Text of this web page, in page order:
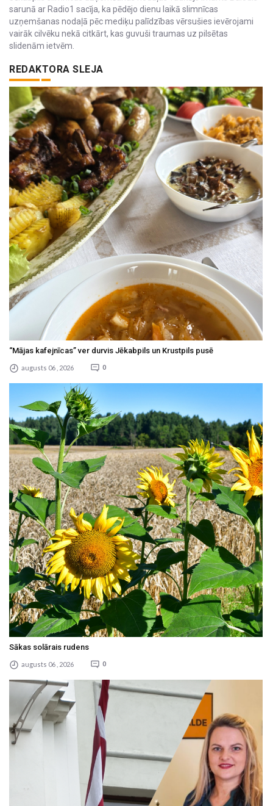
sarunā ar Radio1 sacīja, ka pēdējo dienu laikā slimnīcas
uzņemšanas nodaļā pēc mediķu palīdzības vērsušies ievērojami
vairāk cilvēku nekā citkārt, kas guvuši traumas uz pilsētas
slidenām ietvēm.
REDAKTORA SLEJA
“Mājas kafejnīcas” ver durvis Jēkabpils un Krustpils pusē
augusts 06 , 2026 0
Sākas solārais rudens
augusts 06 , 2026 0